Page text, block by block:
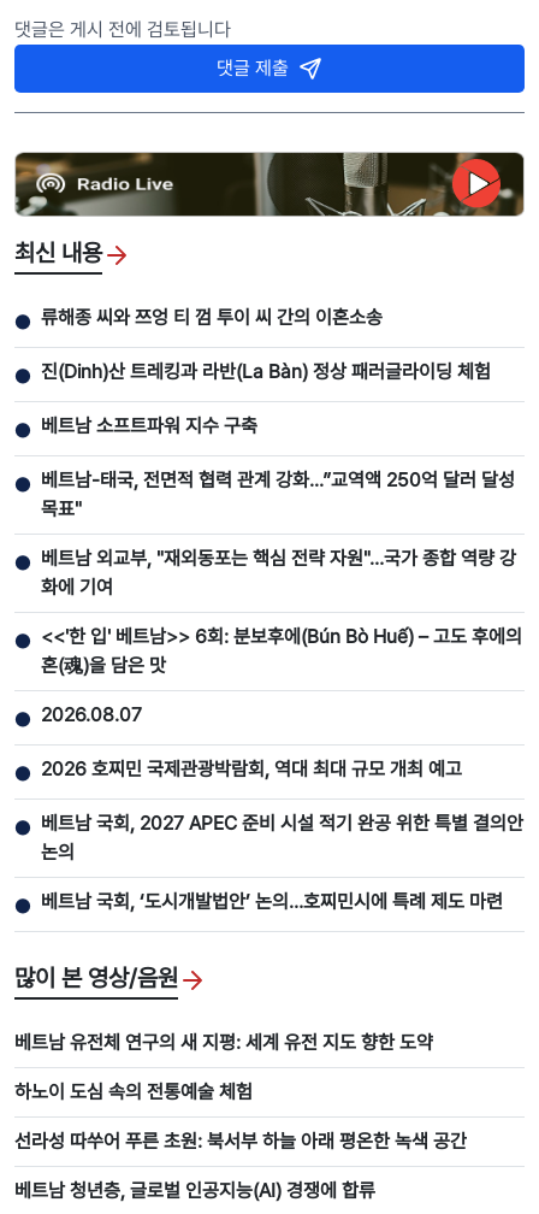
댓글은 게시 전에 검토됩니다
댓글 제출
최신 내용
● 류해종 씨와 쯔엉 티 껌 투이 씨 간의 이혼소송
● 진(Dinh)산 트레킹과 라반(La Bàn) 정상 패러글라이딩 체험
● 베트남 소프트파워 지수 구축
● 베트남-태국, 전면적 협력 관계 강화...”교역액 250억 달러 달성
목표"
● 베트남 외교부, "재외동포는 핵심 전략 자원"…국가 종합 역량 강
화에 기여
● <<'한 입' 베트남>> 6회: 분보후에(Bún Bò Huế) – 고도 후에의
혼(魂)을 담은 맛
● 2026.08.07
● 2026 호찌민 국제관광박람회, 역대 최대 규모 개최 예고
● 베트남 국회, 2027 APEC 준비 시설 적기 완공 위한 특별 결의안
논의
● 베트남 국회, ‘도시개발법안’ 논의…호찌민시에 특례 제도 마련
많이 본 영상/음원
베트남 유전체 연구의 새 지평: 세계 유전 지도 향한 도약
하노이 도심 속의 전통예술 체험
선라성 따쑤어 푸른 초원: 북서부 하늘 아래 평온한 녹색 공간
베트남 청년층, 글로벌 인공지능(AI) 경쟁에 합류